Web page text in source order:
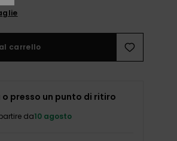
carrello
o presso un punto di ritiro
da10 agosto